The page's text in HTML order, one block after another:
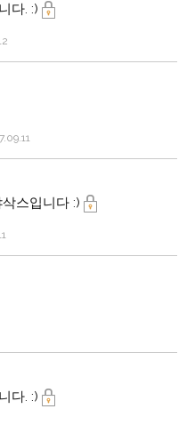
다. :)
스입니다 :)
다. :)